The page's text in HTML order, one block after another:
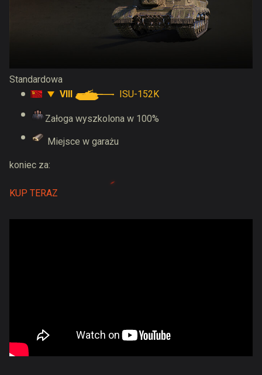
Standardowa
VIII
ISU-152K
Załoga wyszkolona w 100%
Miejsce w garażu
koniec za:
KUP TERAZ